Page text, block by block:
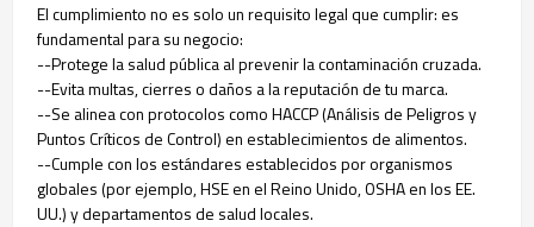
El cumplimiento no es solo un requisito legal que cumplir: es
fundamental para su negocio:
--Protege la salud pública al prevenir la contaminación cruzada.
--Evita multas, cierres o daños a la reputación de tu marca.
--Se alinea con protocolos como HACCP (Análisis de Peligros y
Puntos Críticos de Control) en establecimientos de alimentos.
--Cumple con los estándares establecidos por organismos
globales (por ejemplo, HSE en el Reino Unido, OSHA en los EE.
UU.) y departamentos de salud locales.